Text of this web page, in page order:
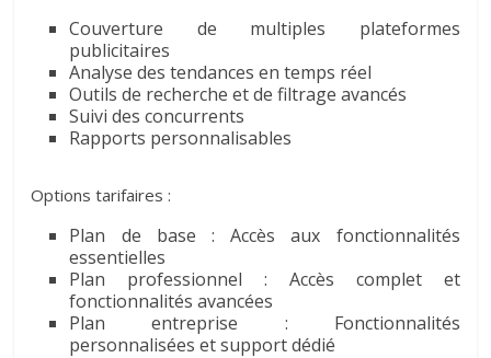
Couverture de multiples plateformes
publicitaires
Analyse des tendances en temps réel
Outils de recherche et de filtrage avancés
Suivi des concurrents
Rapports personnalisables
Options tarifaires :
Plan de base : Accès aux fonctionnalités
essentielles
Plan professionnel : Accès complet et
fonctionnalités avancées
Plan entreprise : Fonctionnalités
personnalisées et support dédié